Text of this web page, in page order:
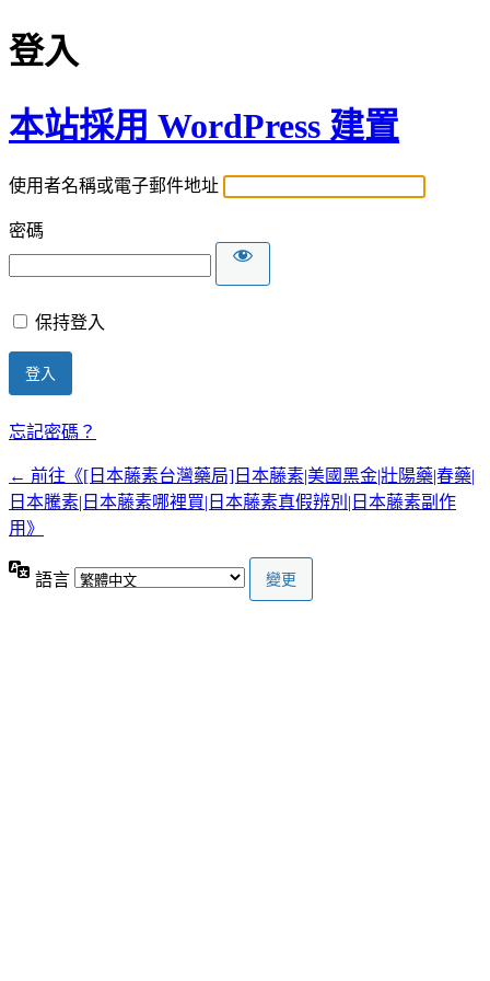
登入
本站採用 WordPress 建置
使用者名稱或電子郵件地址
密碼
保持登入
忘記密碼？
← 前往《[日本藤素台灣藥局]日本藤素|美國黑金|壯陽藥|春藥|
日本騰素|日本藤素哪裡買|日本藤素真假辨別|日本藤素副作
用》
語言